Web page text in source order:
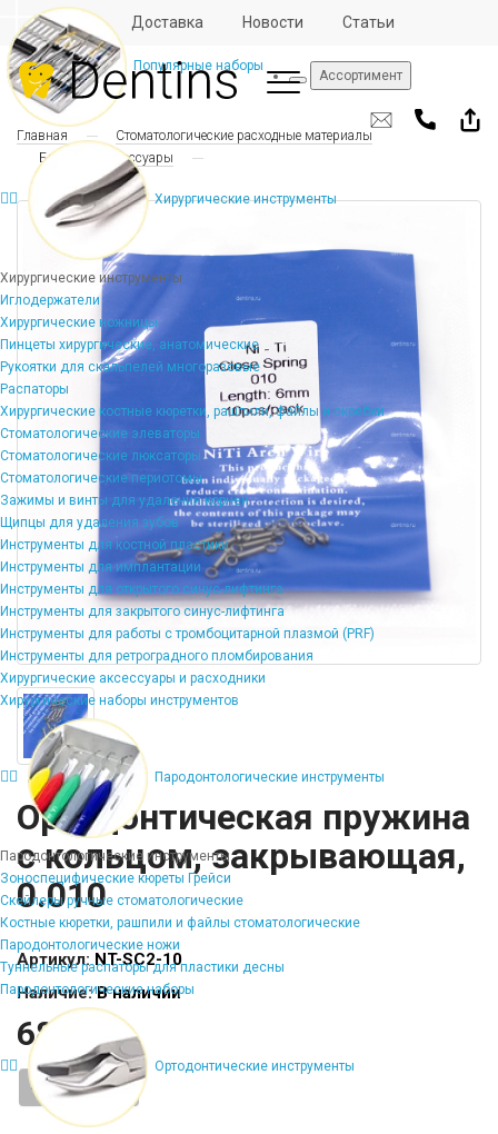
Отзывы Доставка Новости Статьи
Ассортимент
Популярные наборы
Хирургические инструменты
Хирургические инструменты
Иглодержатели
Хирургические ножницы
Пинцеты хирургические, анатомические
Рукоятки для скальпелей многоразовые
Распаторы
Хирургические костные кюретки, рашпили, файлы и скребки
Стоматологические элеваторы
Стоматологические люксаторы
Стоматологические периотомы
Зажимы и винты для удаления корней
Щипцы для удаления зубов
Инструменты для костной пластики
Инструменты для имплантации
Инструменты для открытого синус-лифтинга
Инструменты для закрытого синус-лифтинга
Инструменты для работы с тромбоцитарной плазмой (PRF)
Инструменты для ретроградного пломбирования
Хирургические аксессуары и расходники
Хирургические наборы инструментов
Пародонтологические инструменты
Пародонтологические инструменты
Зоноспецифические кюреты Грейси
Скейлеры ручные стоматологические
Костные кюретки, рашпили и файлы стоматологические
Пародонтологические ножи
Туннельные распаторы для пластики десны
Пародонтологические наборы
Ортодонтические инструменты
Главная
Стоматологические расходные материалы
Брекеты и аксессуары
Ортодонтическая пружина
с кольцом, закрывающая,
0.010
Артикул:NT-SC2-10
Наличие:В наличии
686 ₽
- +